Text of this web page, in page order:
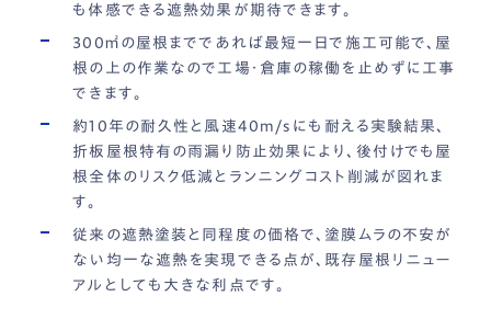
も体感できる遮熱効果が期待できます。
300㎡の屋根までであれば最短一日で施工可能で、屋
根の上の作業なので工場・倉庫の稼働を止めずに工事
できます。
約10年の耐久性と風速40m/sにも耐える実験結果、
折板屋根特有の雨漏り防止効果により、後付けでも屋
根全体のリスク低減とランニングコスト削減が図れま
す。
従来の遮熱塗装と同程度の価格で、塗膜ムラの不安が
ない均一な遮熱を実現できる点が、既存屋根リニュー
アルとしても大きな利点です。